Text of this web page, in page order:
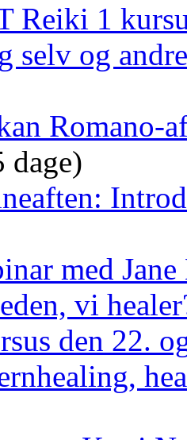
Reiki 1
selv og
Romano-
dage)
med
vi
den 22.